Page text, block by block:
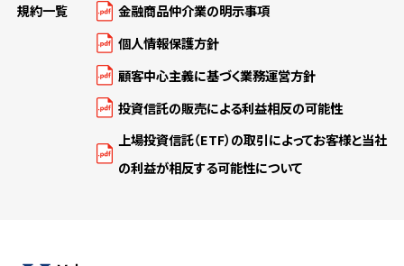
規約一覧
金融商品仲介業の明示事項
個人情報保護方針
顧客中心主義に基づく業務運営方針
投資信託の販売による利益相反の可能性
上場投資信託（ETF）の取引によってお客様と当社
の利益が相反する可能性について